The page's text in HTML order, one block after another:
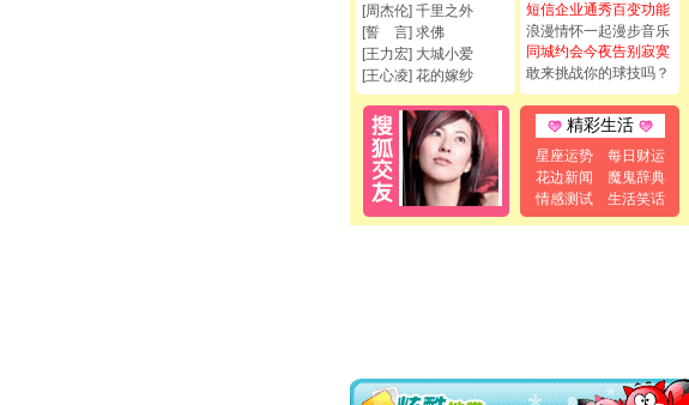
[周杰伦] 千里之外
[誓 言] 求佛
[王力宏] 大城小爱
[王心凌] 花的嫁纱
短信企业通秀百变功能
浪漫情怀一起漫步音乐
同城约会今夜告别寂寞
敢来挑战你的球技吗？
精彩生活
星座运势
每日财运
花边新闻
魔鬼辞典
情感测试
生活笑话